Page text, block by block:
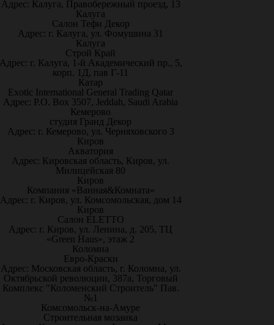
Адрес: Калуга, Правобережный проезд, 13
Калуга
Салон Тефи Декор
Адрес: г. Калуга, ул. Фомушина 31
Калуга
Строй Край
г. Калуга, 1-й Академический пр., 5,
корп. 1Д, пав Г-11
Катар
Exotic International General Trading Qatar
Адрес: P.O. Box 3507, Jeddah, Saudi Arabia
Кемерово
студия Гранд Декор
Адрес: г. Кемерово, ул. Черняховского 3
Киров
Акватория
Адрес: Кировская область, Киров, ул.
Милицейская 80
Киров
Компания «Ванная&Комната»
Адрес: г. Киров, ул. Комсомольская, дом 14
Киров
Салон ELETTO
Адрес: г. Киров, ул. Ленина, д. 205, ТЦ
«Green Haus», этаж 2
Коломна
Евро-Краски
Адрес: Московская область, г. Коломна, ул.
Октябрьской революции, 387а, Торговый
Комплекс "Коломенский Строитель" Пав.
№1
Комсомольск-на-Амуре
Строительная мозаика